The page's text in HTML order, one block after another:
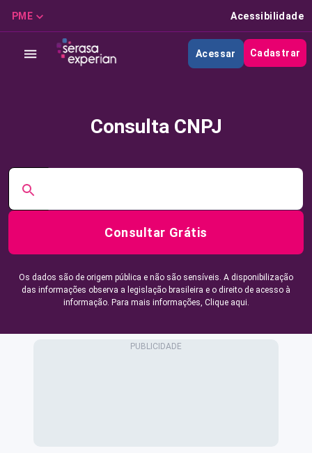
PME Acessibilidade
Acessar Cadastrar
Consulta CNPJ
Consultar Grátis
Os dados são de origem pública e não são sensíveis. A disponibilização
das informações observa a legislação brasileira e o direito de acesso à
informação. Para mais informações, Clique aqui.